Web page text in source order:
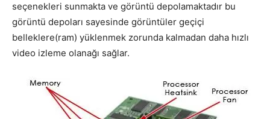
seçenekleri sunmakta ve görüntü depolamaktadır bu
görüntü depoları sayesinde görüntüler geçiçi
belleklere(ram) yüklenmek zorunda kalmadan daha hızlı
video izleme olanağı sağlar.